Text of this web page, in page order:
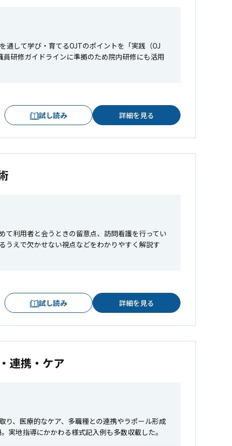
通して学び・育てるOJTのポイントを「実践（OJ
研修ガイドラインに準拠のため院内研修にも活用
試し読み 詳細を見る
て利用者と会うときの留意点、訪問看護を行ってい
うえで欠かせない視点などをわかりやすく解説す
試し読み 詳細を見る
連携・ケア
り、医療的なケア、多職種との連携やラポール形成
実地指導にかかわる様式記入例も多数収載した。